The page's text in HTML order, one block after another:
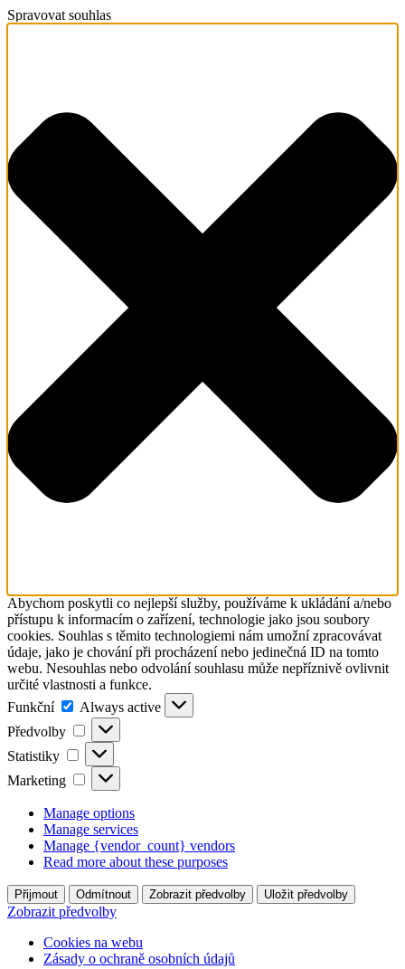
Spravovat souhlas
Abychom poskytli co nejlepší služby, používáme k ukládání a/nebo
přístupu k informacím o zařízení, technologie jako jsou soubory
cookies. Souhlas s těmito technologiemi nám umožní zpracovávat
údaje, jako je chování při procházení nebo jedinečná ID na tomto
webu. Nesouhlas nebo odvolání souhlasu může nepříznivě ovlivnit
určité vlastnosti a funkce.
Funkční
Funkční
Always active
Předvolby
Předvolby
Statistiky Statistiky
Marketing Marketing
Manage options
Manage services
Manage {vendor_count} vendors
Read more about these purposes
Přijmout Odmítnout Zobrazit předvolby Uložit předvolby
Zobrazit předvolby
Cookies na webu
Zásady o ochraně osobních údajů